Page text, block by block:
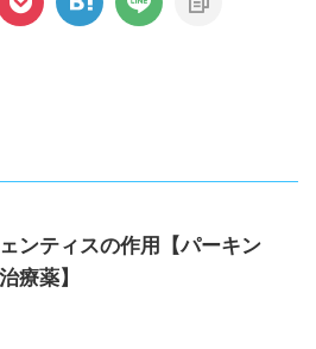
ンティスの作用【パーキン
療薬】